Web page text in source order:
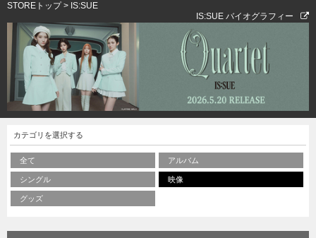
STOREトップ> IS:SUE
IS:SUE バイオグラフィー
カテゴリを選択する
全て アルバム
シングル 映像
グッズ